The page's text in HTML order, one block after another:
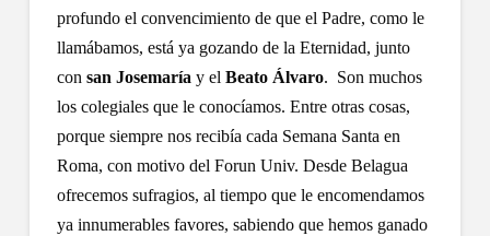
profundo el convencimiento de que el Padre, como le
llamábamos, está ya gozando de la Eternidad, junto
con san Josemaría y el Beato Álvaro. Son muchos
los colegiales que le conocíamos. Entre otras cosas,
porque siempre nos recibía cada Semana Santa en
Roma, con motivo del Forun Univ. Desde Belagua
ofrecemos sufragios, al tiempo que le encomendamos
ya innumerables favores, sabiendo que hemos ganado